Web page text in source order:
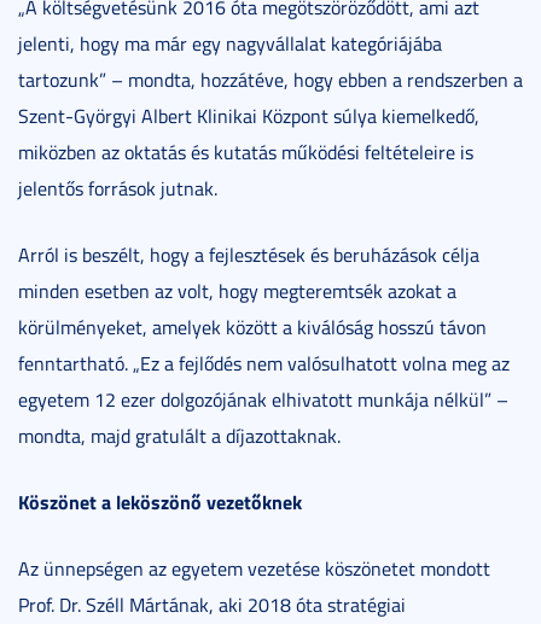
„A költségvetésünk 2016 óta megötszöröződött, ami azt
jelenti, hogy ma már egy nagyvállalat kategóriájába
tartozunk” – mondta, hozzátéve, hogy ebben a rendszerben a
Szent-Györgyi Albert Klinikai Központ súlya kiemelkedő,
miközben az oktatás és kutatás működési feltételeire is
jelentős források jutnak.
Arról is beszélt, hogy a fejlesztések és beruházások célja
minden esetben az volt, hogy megteremtsék azokat a
körülményeket, amelyek között a kiválóság hosszú távon
fenntartható. „Ez a fejlődés nem valósulhatott volna meg az
egyetem 12 ezer dolgozójának elhivatott munkája nélkül” –
mondta, majd gratulált a díjazottaknak.
Köszönet a leköszönő vezetőknek
Az ünnepségen az egyetem vezetése köszönetet mondott
Prof. Dr. Széll Mártának, aki 2018 óta stratégiai